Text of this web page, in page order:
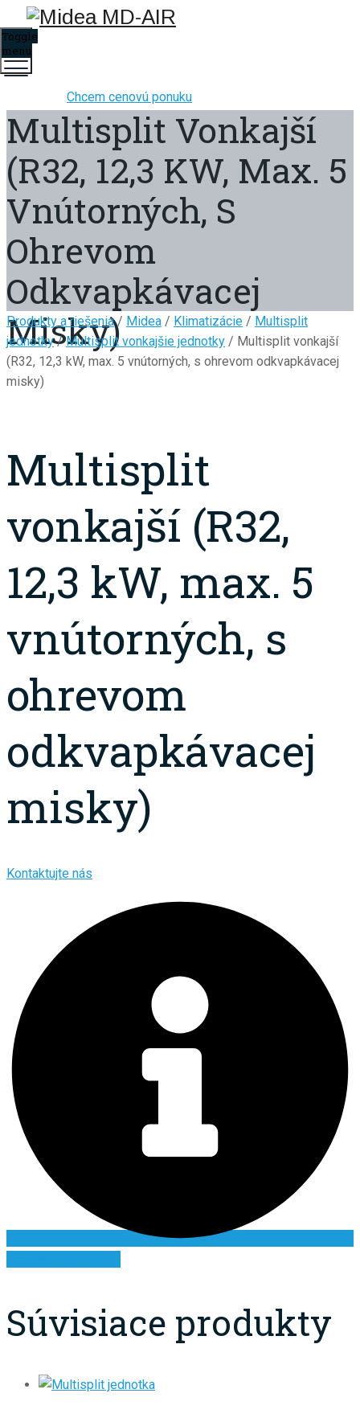
Chcem cenovú ponuku
Toggle
menu
Multisplit Vonkajší
(R32, 12,3 KW, Max. 5
Vnútorných, S
Ohrevom
Odkvapkávacej
Misky)
Produkty a riešenia/ Midea / Klimatizácie / Multisplit
jednotky/Multisplit vonkajšie jednotky / Multisplit vonkajší
(R32, 12,3 kW, max. 5 vnútorných, s ohrevom odkvapkávacej
misky)
Multisplit
vonkajší (R32,
12,3 kW, max. 5
vnútorných, s
ohrevom
odkvapkávacej
misky)
Kontaktujte nás
Súvisiace produkty